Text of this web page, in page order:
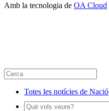
Amb la tecnologia de OA Cloud
Totes les notícies de Nació